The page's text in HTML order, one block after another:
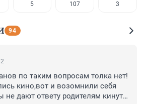
5 107 3
94
по таким вопросам толка нет!
кино,вот и возомнили себя
дают ответу родителям кинуть!